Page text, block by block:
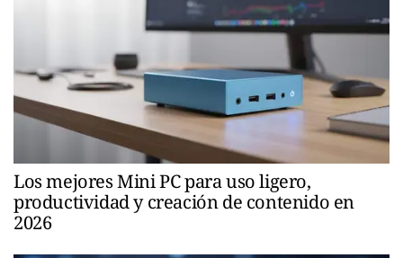
Los mejores Mini PC para uso ligero,
productividad y creación de contenido en
2026